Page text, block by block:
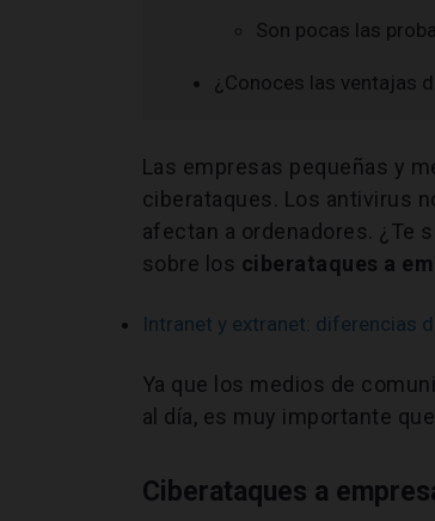
Son pocas las
¿Conoces las ventajas
Las empresas pequeñas y
ciberataques. Los antivirus
afectan a ordenadores. ¿Te
sobre los ciberataques a
Intranet y extranet: diferencias
Ya que los medios de
al día, es muy importante
Ciberataques a